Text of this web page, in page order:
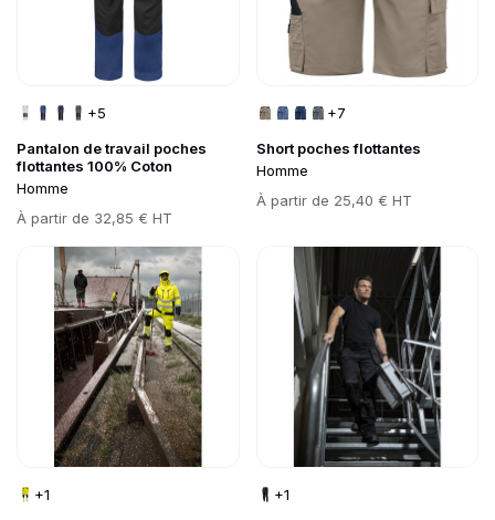
Pantalon de travail poches
flottantes 100% Coton
Homme
Prix
À partir de 32,85 € HT
+5
Short poches flottantes
Homme
Prix
À partir de 25,40 € HT
+7
+1
Go to product page
+1
Go to product page